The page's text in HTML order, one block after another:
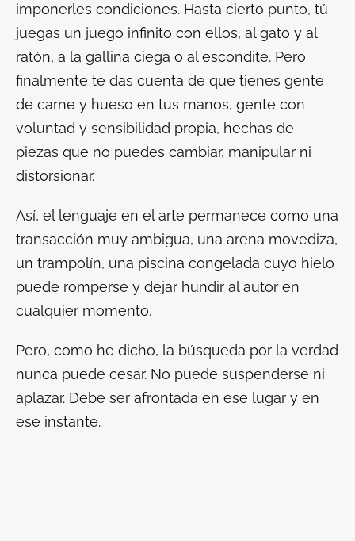
imponerles condiciones. Hasta cierto punto, tú
juegas un juego infinito con ellos, al gato y al
ratón, a la gallina ciega o al escondite. Pero
finalmente te das cuenta de que tienes gente
de carne y hueso en tus manos, gente con
voluntad y sensibilidad propia, hechas de
piezas que no puedes cambiar, manipular ni
distorsionar.
Así, el lenguaje en el arte permanece como una
transacción muy ambigua, una arena movediza,
un trampolín, una piscina congelada cuyo hielo
puede romperse y dejar hundir al autor en
cualquier momento.
Pero, como he dicho, la búsqueda por la verdad
nunca puede cesar. No puede suspenderse ni
aplazar. Debe ser afrontada en ese lugar y en
ese instante.